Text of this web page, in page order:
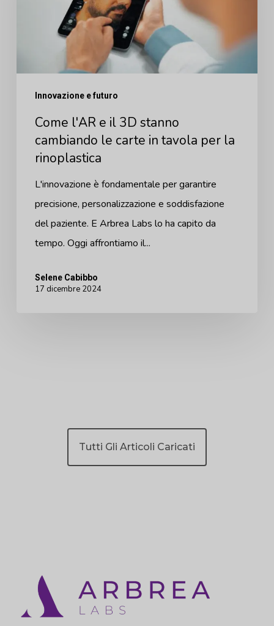
tavola
rinoplastica
Innovazione e futuro
Come l'AR e il 3D stanno
cambiando le carte in tavola per la
rinoplastica
L'innovazione è fondamentale per garantire
precisione, personalizzazione e soddisfazione
del paziente. E Arbrea Labs lo ha capito da
tempo. Oggi affrontiamo il...
Selene Cabibbo
17 dicembre 2024